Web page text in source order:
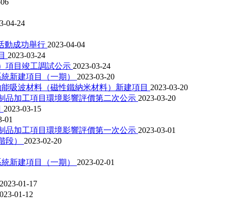
04-24
動成功舉行 2023-04-04
2023-03-24
項目竣工調試公示 2023-03-24
新建項目（一期） 2023-03-20
吸波材料（磁性鐵納米材料）新建項目 2023-03-20
品加工項目環境影響評價第二次公示 2023-03-20
2023-03-15
01
品加工項目環境影響評價第一次公示 2023-03-01
段） 2023-02-20
新建項目（一期） 2023-02-01
2023-01-17
01-12